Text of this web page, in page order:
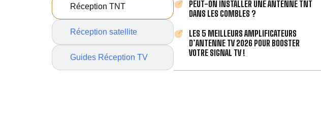
Réception TNT
Réception satellite
Guides Réception TV
PEUT-ON INSTALLER UNE ANTENNE TNT
DANS LES COMBLES ?
LES 5 MEILLEURS AMPLIFICATEURS
D’ANTENNE TV 2026 POUR BOOSTER
VOTRE SIGNAL TV !